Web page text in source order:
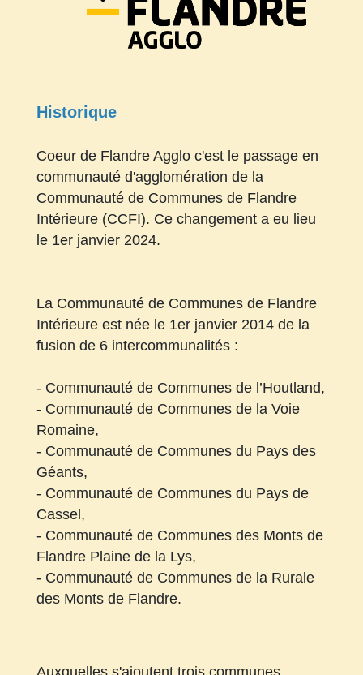
Historique
Coeur de Flandre Agglo c'est le passage en
communauté d'agglomération de la
Communauté de Communes de Flandre
Intérieure (CCFI). Ce changement a eu lieu
le 1er janvier 2024.
La Communauté de Communes de Flandre
Intérieure est née le 1er janvier 2014 de la
fusion de 6 intercommunalités :
- Communauté de Communes de l’Houtland,
- Communauté de Communes de la Voie
Romaine,
- Communauté de Communes du Pays des
Géants,
- Communauté de Communes du Pays de
Cassel,
- Communauté de Communes des Monts de
Flandre Plaine de la Lys,
- Communauté de Communes de la Rurale
des Monts de Flandre.
Auxquelles s'ajoutent trois communes